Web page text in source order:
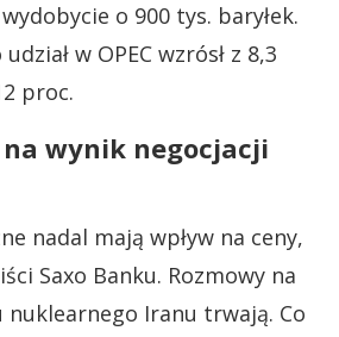
wydobycie o 900 tys. baryłek.
w OPEC wzrósł z 8,3
proc.
na wynik negocjacji
nadal mają wpływ na ceny,
Saxo Banku. Rozmowy na
Iranu trwają. Co